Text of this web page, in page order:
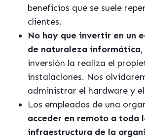
beneficios que se suele
clientes.
No hay que invertir en un
de naturaleza informática
inversión la realiza el
instalaciones. Nos
administrar el hardware y
Los empleados de una
acceder en remoto a toda
infraestructura de la